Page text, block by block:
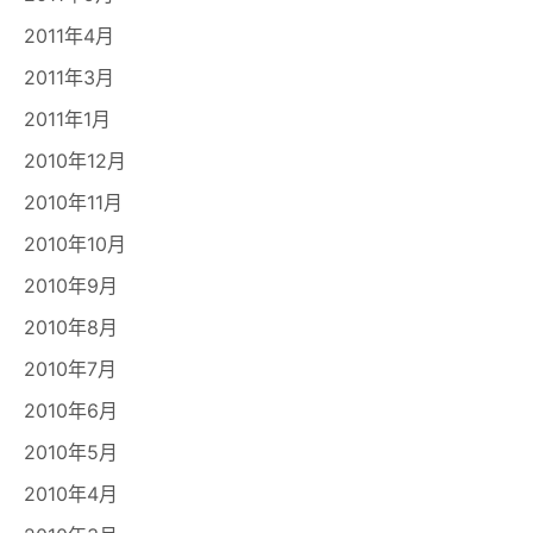
2011年4月
2011年3月
2011年1月
2010年12月
2010年11月
2010年10月
2010年9月
2010年8月
2010年7月
2010年6月
2010年5月
2010年4月